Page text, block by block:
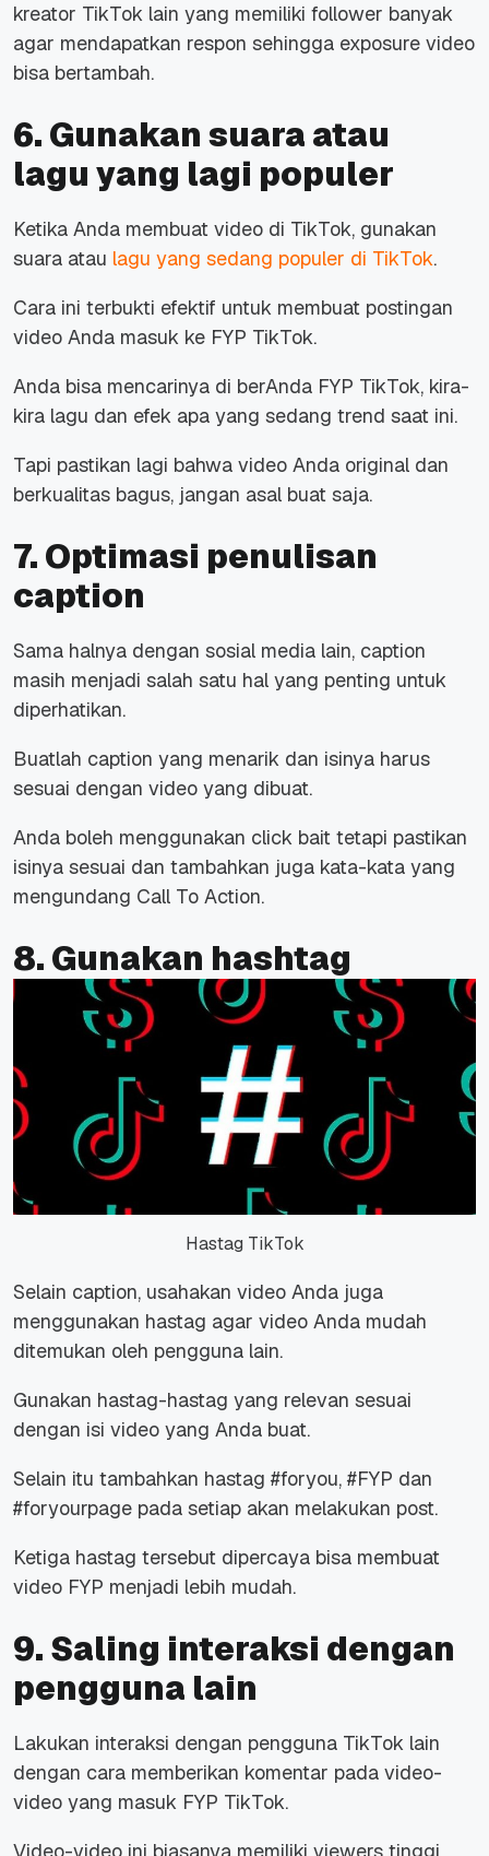
kreator TikTok lain yang memiliki follower banyak
agar mendapatkan respon sehingga exposure video
bisa bertambah.
6. Gunakan suara atau
lagu yang lagi populer
Ketika Anda membuat video di TikTok, gunakan
suara atau lagu yang sedang populer di TikTok.
Cara ini terbukti efektif untuk membuat postingan
video Anda masuk ke FYP TikTok.
Anda bisa mencarinya di berAnda FYP TikTok, kira-
kira lagu dan efek apa yang sedang trend saat ini.
Tapi pastikan lagi bahwa video Anda original dan
berkualitas bagus, jangan asal buat saja.
7. Optimasi penulisan
caption
Sama halnya dengan sosial media lain, caption
masih menjadi salah satu hal yang penting untuk
diperhatikan.
Buatlah caption yang menarik dan isinya harus
sesuai dengan video yang dibuat.
Anda boleh menggunakan click bait tetapi pastikan
isinya sesuai dan tambahkan juga kata-kata yang
mengundang Call To Action.
8. Gunakan hashtag
Hastag TikTok
Selain caption, usahakan video Anda juga
menggunakan hastag agar video Anda mudah
ditemukan oleh pengguna lain.
Gunakan hastag-hastag yang relevan sesuai
dengan isi video yang Anda buat.
Selain itu tambahkan hastag #foryou, #FYP dan
#foryourpage pada setiap akan melakukan post.
Ketiga hastag tersebut dipercaya bisa membuat
video FYP menjadi lebih mudah.
9. Saling interaksi dengan
pengguna lain
Lakukan interaksi dengan pengguna TikTok lain
dengan cara memberikan komentar pada video-
video yang masuk FYP TikTok.
Video-video ini biasanya memiliki viewers tinggi